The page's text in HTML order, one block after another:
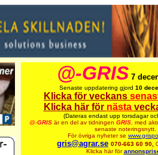
@-GRIS 7
Senaste uppdatering gjord 10
Klicka för veckans
Klicka här för nästa
(Dateras endast upp torsdagar
@-GRIS är en del av tidningen GRIS, med
senaste noteringsnytt.
För övriga nyheter se
gris@agrar.se 070-663 60 90,
Klicka här för